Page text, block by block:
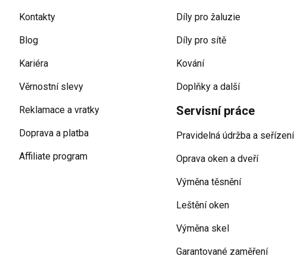
Kontakty
Blog
Kariéra
Věrnostní slevy
Reklamace a vratky
Doprava a platba
Affiliate program
Díly pro žaluzie
Díly pro sítě
Kování
Doplňky a další
Servisní práce
Pravidelná údržba a seřízení
Oprava oken a dveří
Výměna těsnění
Leštění oken
Výměna skel
Garantované zaměření